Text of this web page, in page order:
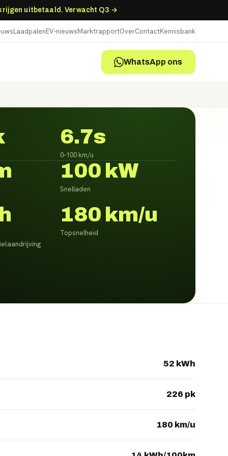
uitbetaald. Verwacht Q3 →
LaadpalenEV-nieuwsMarktrapportOverContactKennisbank
WhatsApp ons
6.7s
0–100 km/u
100 kW
Snelladen
180 km/u
Topsnelheid
52 kWh
226 pk
180 km/u